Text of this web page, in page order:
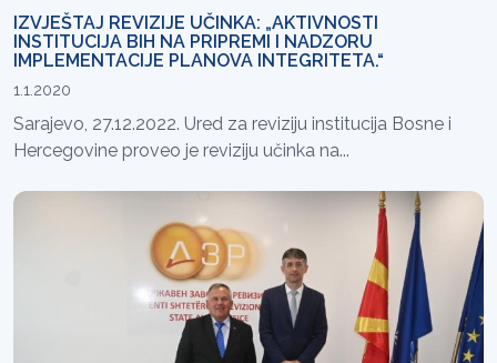
IZVJEŠTAJ REVIZIJE UČINKA: „AKTIVNOSTI
INSTITUCIJA BIH NA PRIPREMI I NADZORU
IMPLEMENTACIJE PLANOVA INTEGRITETA.“
1.1.2020
Sarajevo, 27.12.2022. Ured za reviziju institucija Bosne i
Hercegovine proveo je reviziju učinka na...